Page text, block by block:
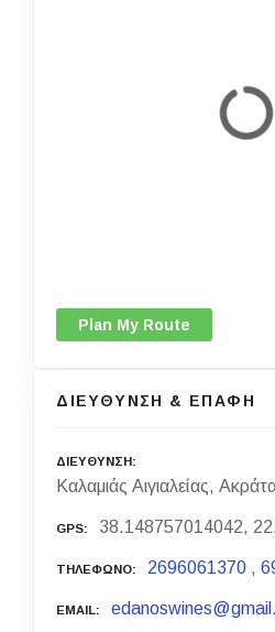
Plan My Route
ΔΙΕΥΘΥΝΣΗ & ΕΠΑΦΗ
ΔΙΕΥΘΥΝΣΗ
Καλαμιάς Αιγιαλείας,
GPS 38.148757014042,
ΤΗΛΕΦΩΝΟ 2696061370 ,
EMAIL